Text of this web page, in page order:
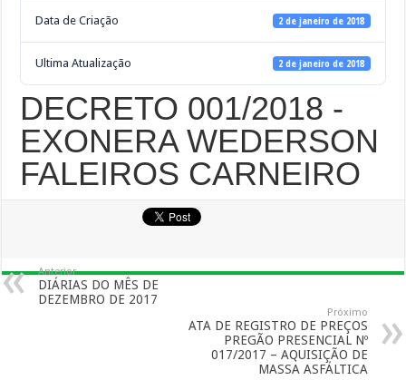
Data de Criação 2 de janeiro de 2018
Ultima Atualização 2 de janeiro de 2018
DECRETO 001/2018 -
EXONERA WEDERSON
FALEIROS CARNEIRO
Anterior
DIÁRIAS DO MÊS DE
DEZEMBRO DE 2017
Próximo
ATA DE REGISTRO DE PREÇOS
PREGÃO PRESENCIAL Nº
017/2017 – AQUISIÇÃO DE
MASSA ASFÁLTICA